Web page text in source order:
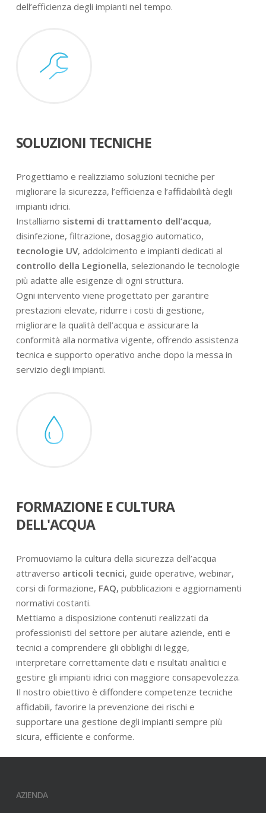
dell’efficienza degli impianti nel tempo.
SOLUZIONI TECNICHE
Progettiamo e realizziamo soluzioni tecniche per
migliorare la sicurezza, l’efficienza e l’affidabilità degli
impianti idrici.
Installiamo sistemi di trattamento dell’acqua,
disinfezione, filtrazione, dosaggio automatico,
tecnologie UV, addolcimento e impianti dedicati al
controllo della Legionella, selezionando le tecnologie
più adatte alle esigenze di ogni struttura.
Ogni intervento viene progettato per garantire
prestazioni elevate, ridurre i costi di gestione,
migliorare la qualità dell’acqua e assicurare la
conformità alla normativa vigente, offrendo assistenza
tecnica e supporto operativo anche dopo la messa in
servizio degli impianti.
FORMAZIONE E CULTURA
DELL'ACQUA
Promuoviamo la cultura della sicurezza dell’acqua
attraverso articoli tecnici, guide operative, webinar,
corsi di formazione, FAQ, pubblicazioni e aggiornamenti
normativi costanti.
Mettiamo a disposizione contenuti realizzati da
professionisti del settore per aiutare aziende, enti e
tecnici a comprendere gli obblighi di legge,
interpretare correttamente dati e risultati analitici e
gestire gli impianti idrici con maggiore consapevolezza.
Il nostro obiettivo è diffondere competenze tecniche
affidabili, favorire la prevenzione dei rischi e
supportare una gestione degli impianti sempre più
sicura, efficiente e conforme.
AZIENDA